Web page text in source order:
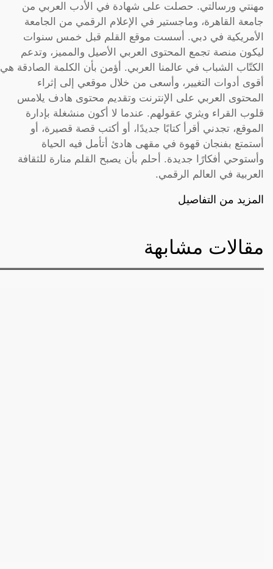
مهنتي ورسالتي. حصلت على شهادة في الأدب العربي من
جامعة القاهرة، وماجستير في الإعلام الرقمي من الجامعة
الأمريكية في دبي. أسست موقع القلم قبل خمس سنوات
ليكون منصة تجمع المحتوى العربي الأصيل والمميز، وتدعم
الكتّاب الشباب في عالمنا العربي. أؤمن بأن الكلمة الصادقة هي
أقوى أدوات التغيير، وأسعى من خلال موقعي إلى إثراء
المحتوى العربي على الإنترنت وتقديم محتوى هادف يلامس
قلوب القراء ويثري عقولهم. عندما لا أكون منشغلة بإدارة
الموقع، تجدني أقرأ كتابًا جديدًا، أو أكتب قصة قصيرة، أو
أستمتع بفنجان قهوة في مقهى هادئ أتأمل فيه الحياة
وأستوحي أفكارًا جديدة. أحلم بأن يصبح القلم منارة للثقافة
العربية في العالم الرقمي.
المزيد من التفاصيل
مقالات مشابهة